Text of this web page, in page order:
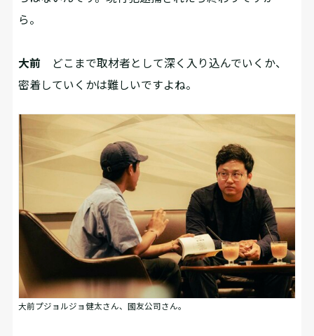
ら。
大前 どこまで取材者として深く入り込んでいくか、
密着していくかは難しいですよね。
大前プジョルジョ健太さん、國友公司さん。